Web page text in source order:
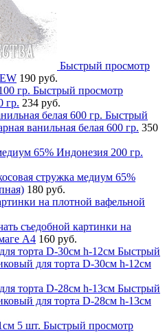
Быстрый просмотр
190 руб.
Быстрый просмотр
гр. 234 руб.
Быстрый
ванильная белая 600 гр. 350
стружка медиум 65%
180 руб.
съедобной картинки на
А4 160 руб.
Быстрый
для торта D-30см h-12см
Быстрый
для торта D-28см h-13см
Быстрый просмотр